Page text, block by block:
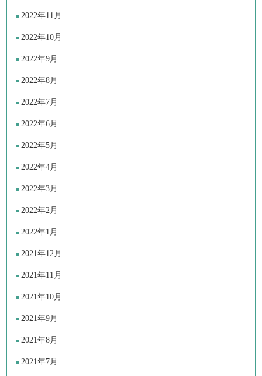
2022年11月
2022年10月
2022年9月
2022年8月
2022年7月
2022年6月
2022年5月
2022年4月
2022年3月
2022年2月
2022年1月
2021年12月
2021年11月
2021年10月
2021年9月
2021年8月
2021年7月